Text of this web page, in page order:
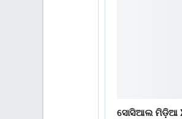
ସୋସିଆଲ ମିଡ଼ିଆ X